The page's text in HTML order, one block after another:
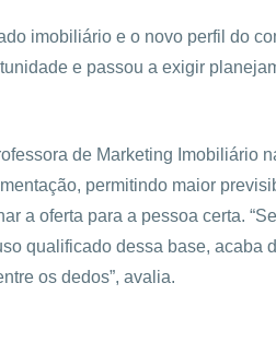
imobiliário e o novo perfil do
e passou a exigir
de Marketing Imobiliário
permitindo maior
a oferta para a pessoa certa.
qualificado dessa base, acaba
os dedos”, avalia.